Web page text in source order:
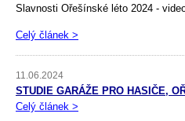
Slavnosti Ořešínské léto 2024 -
Celý článek >
11.06.2024
STUDIE GARÁŽE PRO HASIČE,
Celý článek >